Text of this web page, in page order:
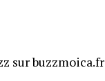
sur buzzmoica.fr